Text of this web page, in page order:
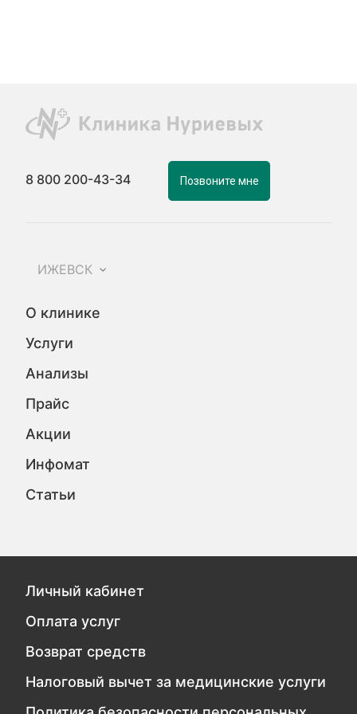
8 800 200-43-34 Позвоните мне
ИЖЕВСК
О клинике
Услуги
Анализы
Прайс
Акции
Инфомат
Статьи
Личный кабинет
Оплата услуг
Возврат средств
Налоговый вычет за медицинские услуги